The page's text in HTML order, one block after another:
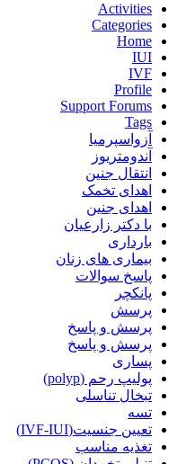
Activities
Categories
Home
IUI
IVF
Profile
Support Forums
Tags
آزواسپرمیا
آندومتریوز
انتقال جنین
اهدای تخمک
اهدای جنین
با دکتر زارعیان
بارداری
بیماری های زنان
پاسخ سوالات
پانکچر
پرسش
پرسش و پاسخ
پرسش و پاسخ
پساری
پولیپ رحم (polyp)
تبخال تناسلی
تسه
تعیین جنسیت(IVF-IUI)
تغذیه مناسب